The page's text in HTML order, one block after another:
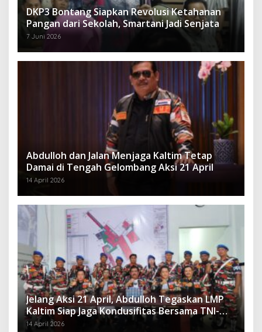
DKP3 Bontang Siapkan Revolusi Ketahanan
Pangan dari Sekolah, Smartani Jadi Senjata
7 Juni 2026
Abdulloh dan Jalan Menjaga Kaltim Tetap
Damai di Tengah Gelombang Aksi 21 April
14 April 2026
Jelang Aksi 21 April, Abdulloh Tegaskan LMP
Kaltim Siap Jaga Kondusifitas Bersama TNI-
Polri
14 April 2026